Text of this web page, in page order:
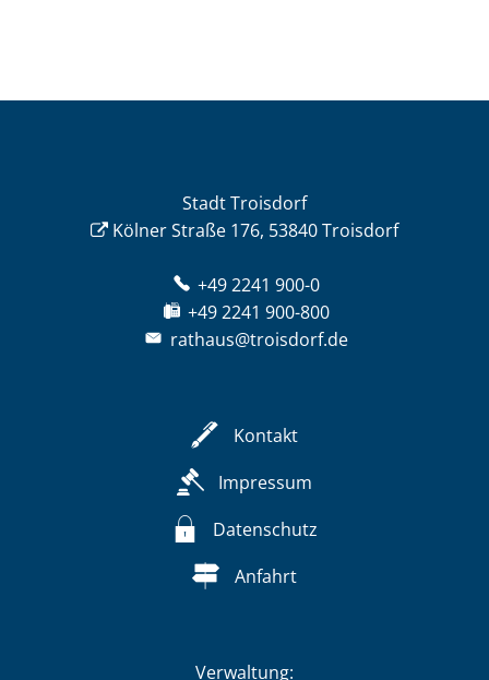
Stadt Troisdorf
Kölner Straße 176, 53840 Troisdorf
+49 2241 900-0
+49 2241 900-800
rathaus@troisdorf.de
Kontakt
Impressum
Datenschutz
Anfahrt
Verwaltung: